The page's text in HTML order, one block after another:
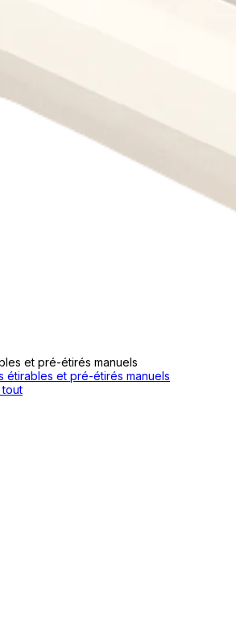
et pré-étirés manuels
étirables et pré-étirés manuels
tout